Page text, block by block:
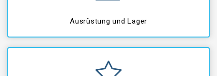
Ausrüstung und Lager